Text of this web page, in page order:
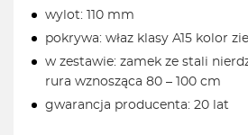
wylot: 110 mm
pokrywa: właz klasy A15 kolor
w zestawie: zamek ze stali
rura wznosząca 80 – 100 cm
gwarancja producenta: 20 lat